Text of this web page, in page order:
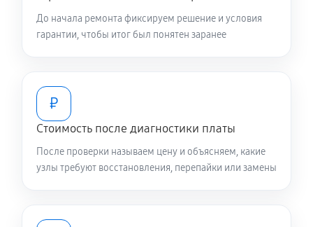
До начала ремонта фиксируем решение и условия
гарантии, чтобы итог был понятен заранее
₽
Стоимость после диагностики платы
После проверки называем цену и объясняем, какие
узлы требуют восстановления, перепайки или замены